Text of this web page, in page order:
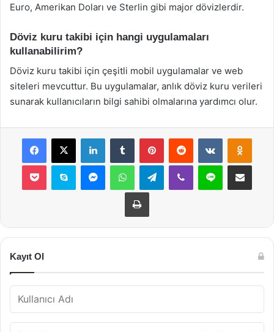
Euro, Amerikan Doları ve Sterlin gibi major dövizlerdir.
Döviz kuru takibi için hangi uygulamaları
kullanabilirim?
Döviz kuru takibi için çeşitli mobil uygulamalar ve web
siteleri mevcuttur. Bu uygulamalar, anlık döviz kuru verileri
sunarak kullanıcıların bilgi sahibi olmalarına yardımcı olur.
Facebook
X LinkedInTumblr PinterestReddit VKontakte
Pocket Skype MessengerWhatsAppTelegramViber Line E-Posta ile
Yazdır
Kayıt Ol